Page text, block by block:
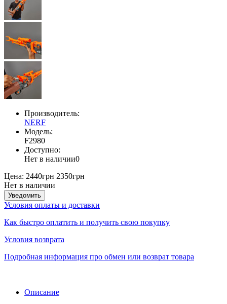
Производитель:
NERF
Модель:
F2980
Доступно:
Нет в наличии0
Цена: 2440грн 2350грн
Нет в наличии
Уведомить
Условия оплаты и доставки
Как быстро оплатить и получить свою покупку
Условия возврата
Подробная информация про обмен или возврат товара
Описание